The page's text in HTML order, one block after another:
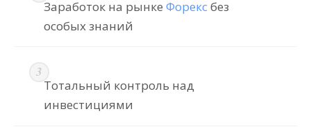
Заработок на рынке Форексбез
особых знаний
Тотальный контроль над
инвестициями